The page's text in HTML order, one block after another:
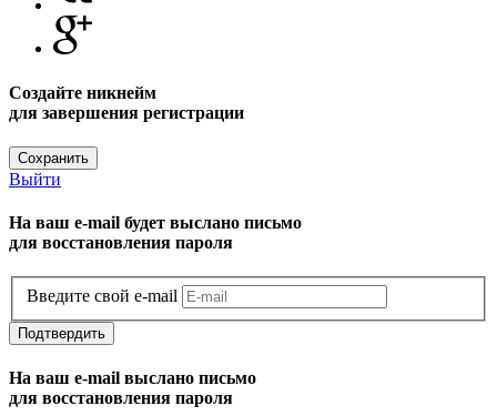
Создайте никнейм
для завершения регистрации
Сохранить
Выйти
На ваш e-mail будет выслано письмо
для восстановления пароля
Введите свой e-mail
Подтвердить
На ваш e-mail выслано письмо
для восстановления пароля